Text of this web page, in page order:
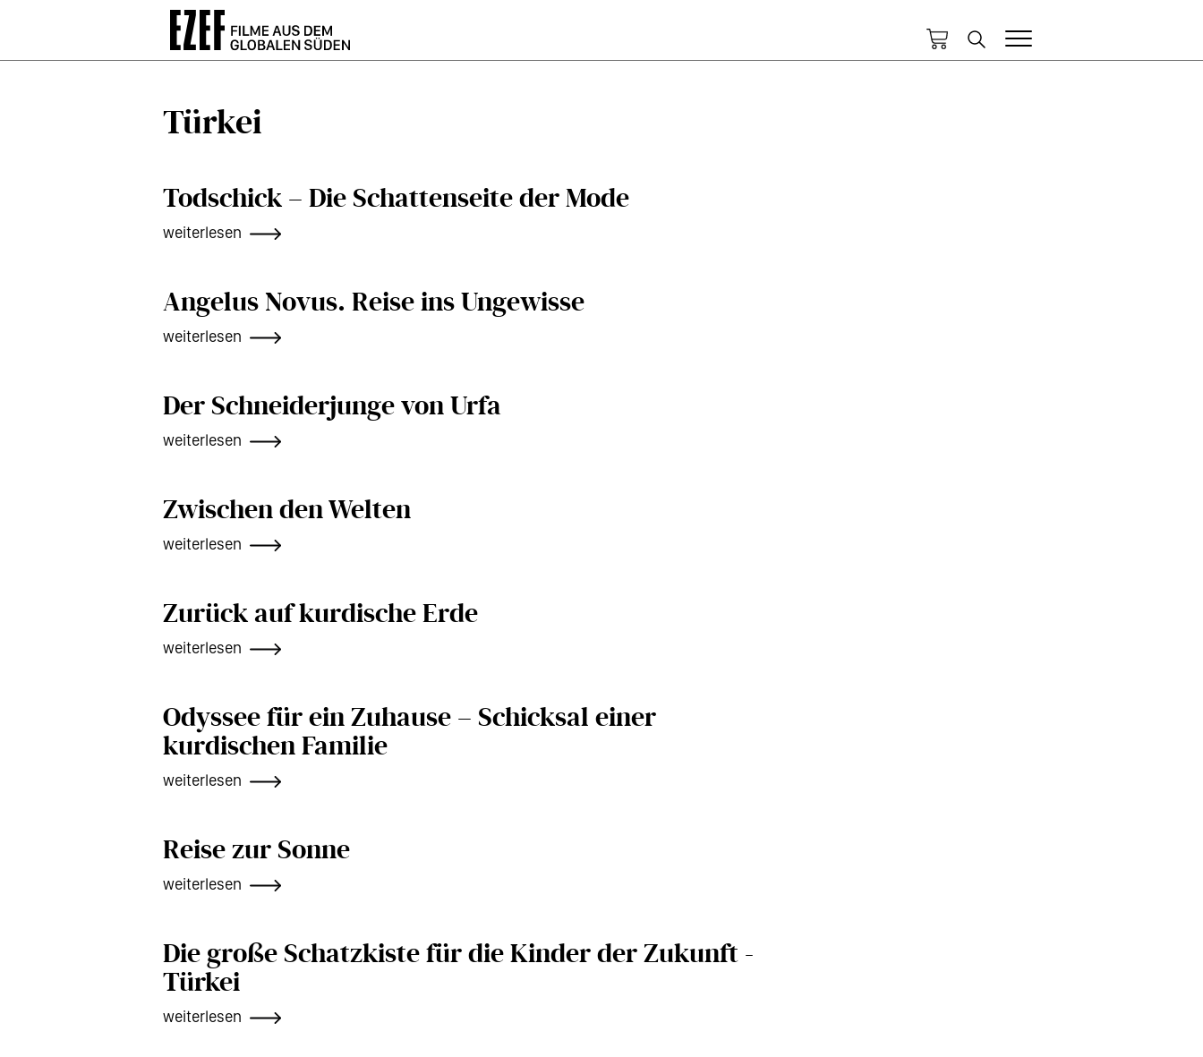
Türkei
Todschick – Die Schattenseite der Mode
weiterlesen
Angelus Novus. Reise ins Ungewisse
weiterlesen
Der Schneiderjunge von Urfa
weiterlesen
Zwischen den Welten
weiterlesen
Zurück auf kurdische Erde
weiterlesen
Odyssee für ein Zuhause – Schicksal einer
kurdischen Familie
weiterlesen
Reise zur Sonne
weiterlesen
Die große Schatzkiste für die Kinder der Zukunft -
Türkei
weiterlesen